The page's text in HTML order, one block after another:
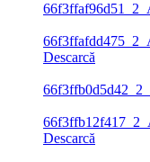
Descarcă
Descarcă